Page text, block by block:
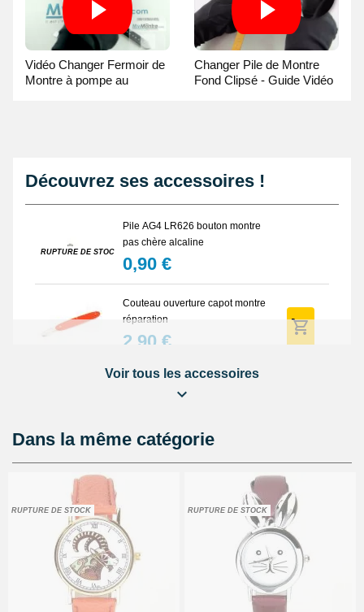
Vidéo Changer Fermoir de
Montre à pompe au
Changer Pile de Montre
Fond Clipsé - Guide Vidéo
Découvrez ses accessoires !
RUPTURE DE STOCK
Pile AG4 LR626 bouton montre
pas chère alcaline
0,90 €
Couteau ouverture capot montre
réparation
2,90 €
Outil soulever couvercle arrière
montre
Voir tous les accessoires
Dans la même catégorie
RUPTURE DE STOCK RUPTURE DE STOCK